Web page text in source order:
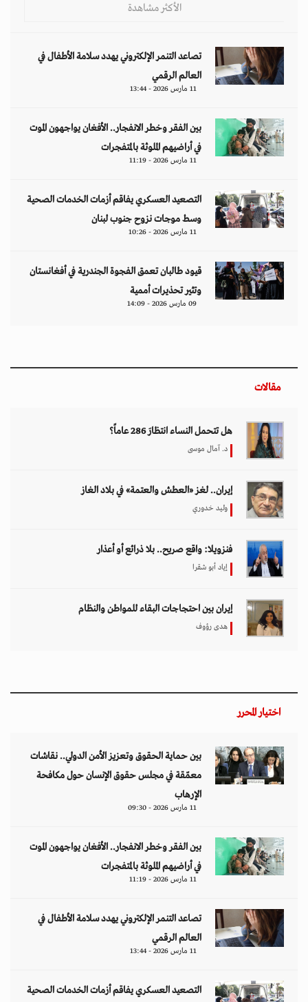
الأكثر مشاهدة
تصاعد التنمر الإلكتروني يهدد سلامة الأطفال في
العالم الرقمي
11 مارس 2026 - 13:44
بين الفقر وخطر الانفجار.. الأفغان يواجهون الموت
في أراضيهم الملوثة بالمتفجرات
11 مارس 2026 - 11:19
التصعيد العسكري يفاقم أزمات الخدمات الصحية
وسط موجات نزوح جنوب لبنان
11 مارس 2026 - 10:26
قيود طالبان تعمق الفجوة الجندرية في أفغانستان
وتثير تحذيرات أممية
09 مارس 2026 - 14:09
مقالات
هل تتحمل النساء انتظارَ 286 عاماً؟
د. آمال موسى
إيران.. لغز «العطش والعتمة» في بلاد الغاز
وليد خدوري
فنزويلا: واقع صريح.. بلا ذرائع أو أعذار
إياد أبو شقرا
إيران بين احتجاجات البقاء للمواطن والنظام
هدى رؤوف
اختيار المحرر
بين حماية الحقوق وتعزيز الأمن الدولي.. نقاشات
معمّقة في مجلس حقوق الإنسان حول مكافحة
الإرهاب
11 مارس 2026 - 09:30
بين الفقر وخطر الانفجار.. الأفغان يواجهون الموت
في أراضيهم الملوثة بالمتفجرات
11 مارس 2026 - 11:19
تصاعد التنمر الإلكتروني يهدد سلامة الأطفال في
العالم الرقمي
11 مارس 2026 - 13:44
التصعيد العسكري يفاقم أزمات الخدمات الصحية